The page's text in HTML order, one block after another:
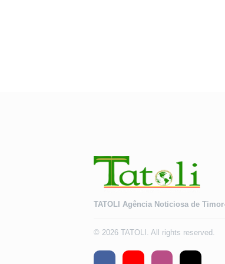
TATOLI Agência Noticiosa de
© 2026 TATOLI. All rights reserved.